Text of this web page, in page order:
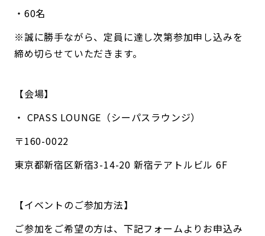
・60名
※誠に勝手ながら、定員に達し次第参加申し込みを
締め切らせていただきます。
【会場】
・ CPASS LOUNGE（シーパスラウンジ）
〒160-0022
東京都新宿区新宿3-14-20 新宿テアトルビル 6F
【イベントのご参加方法】
ご参加をご希望の方は、下記フォームよりお申込み